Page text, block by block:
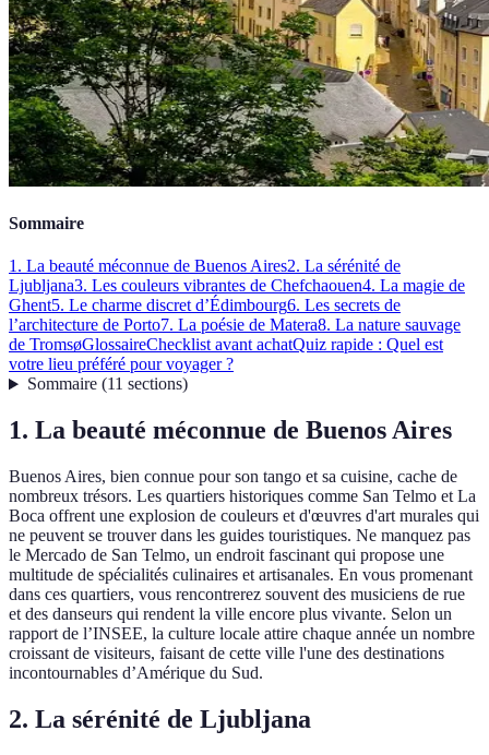
Sommaire
1. La beauté méconnue de Buenos Aires2. La sérénité de
Ljubljana3. Les couleurs vibrantes de Chefchaouen4. La magie de
Ghent5. Le charme discret d’Édimbourg6. Les secrets de
l’architecture de Porto7. La poésie de Matera8. La nature sauvage
de TromsøGlossaireChecklist avant achatQuiz rapide : Quel est
votre lieu préféré pour voyager ?
Sommaire(11 sections)
1. La beauté méconnue de Buenos Aires
Buenos Aires, bien connue pour son tango et sa cuisine, cache de
nombreux trésors. Les quartiers historiques comme San Telmo et La
Boca offrent une explosion de couleurs et d'œuvres d'art murales qui
ne peuvent se trouver dans les guides touristiques. Ne manquez pas
le Mercado de San Telmo, un endroit fascinant qui propose une
multitude de spécialités culinaires et artisanales. En vous promenant
dans ces quartiers, vous rencontrerez souvent des musiciens de rue
et des danseurs qui rendent la ville encore plus vivante. Selon un
rapport de l’INSEE, la culture locale attire chaque année un nombre
croissant de visiteurs, faisant de cette ville l'une des destinations
incontournables d’Amérique du Sud.
2. La sérénité de Ljubljana